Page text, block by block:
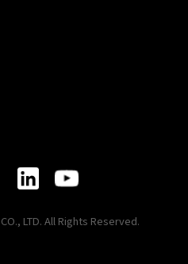
LTD. All Rights Reserved.